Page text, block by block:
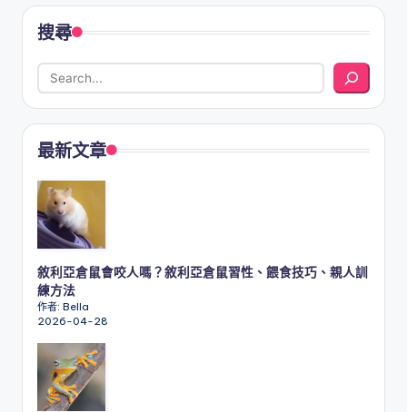
搜尋
最新文章
敘利亞倉鼠會咬人嗎？敘利亞倉鼠習性、餵食技巧、親人訓
練方法
作者: Bella
2026-04-28